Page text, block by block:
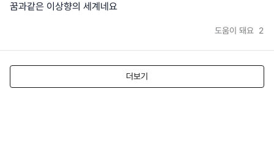
꿈과같은 이상향의 세계네요
도움이 돼요 2
더보기